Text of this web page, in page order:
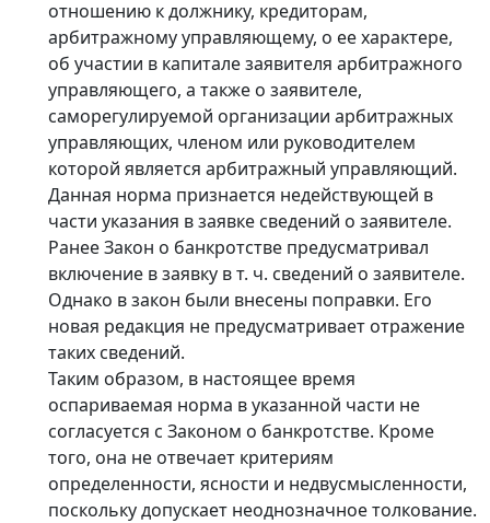
отношению к должнику, кредиторам,
арбитражному управляющему, о ее характере,
об участии в капитале заявителя арбитражного
управляющего, а также о заявителе,
саморегулируемой организации арбитражных
управляющих, членом или руководителем
которой является арбитражный управляющий.
Данная норма признается недействующей в
части указания в заявке сведений о заявителе.
Ранее Закон о банкротстве предусматривал
включение в заявку в т. ч. сведений о заявителе.
Однако в закон были внесены поправки. Его
новая редакция не предусматривает отражение
таких сведений.
Таким образом, в настоящее время
оспариваемая норма в указанной части не
согласуется с Законом о банкротстве. Кроме
того, она не отвечает критериям
определенности, ясности и недвусмысленности,
поскольку допускает неоднозначное толкование.